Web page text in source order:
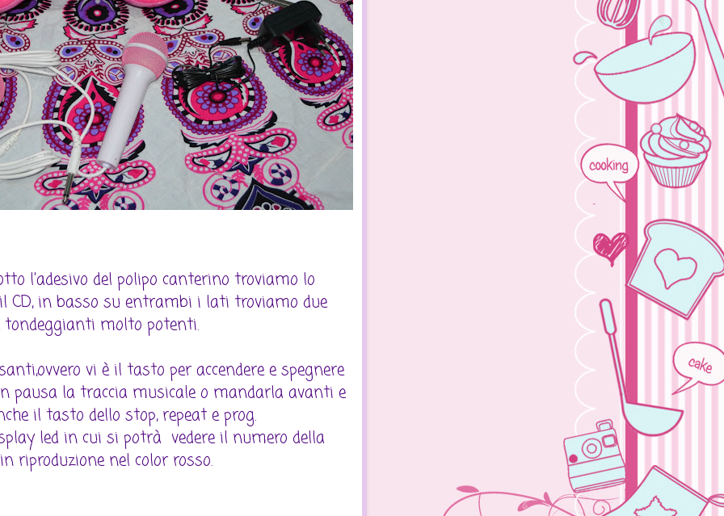
l'adesivo del polipo canterino troviamo lo
CD, in basso su entrambi i lati troviamo due
tondeggianti molto potenti.
vi è il tasto per accendere e spegnere
pausa la traccia musicale o mandarla avanti e
il tasto dello stop, repeat e prog.
led in cui si potrà vedere il numero della
riproduzione nel color rosso.